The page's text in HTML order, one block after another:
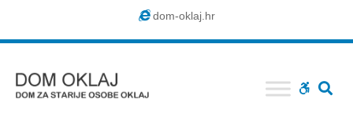
dom-oklaj.hr
WCAG